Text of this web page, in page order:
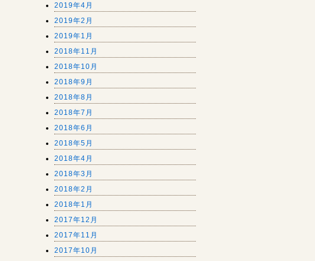
2019年4月
2019年2月
2019年1月
2018年11月
2018年10月
2018年9月
2018年8月
2018年7月
2018年6月
2018年5月
2018年4月
2018年3月
2018年2月
2018年1月
2017年12月
2017年11月
2017年10月